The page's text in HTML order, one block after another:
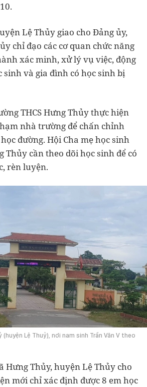
Lệ Thủy giao cho Đảng ủy,
chỉ đạo các cơ quan chức năng
xác minh, xử lý vụ việc, động
và gia đình có học sinh bị
THCS Hưng Thủy thực hiện
nhà trường để chấn chỉnh
đường. Hội Cha mẹ học sinh
Thủy cần theo dõi học sinh để có
rèn luyện.
(huyện Lệ Thuỷ), nơi nam sinh Trần Văn V theo
Hưng Thủy, huyện Lệ Thủy cho
mới chỉ xác định được 8 em học